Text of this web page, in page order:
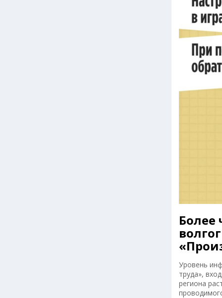
Более
Уровень
труда»,
региона